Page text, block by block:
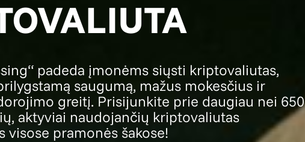
padeda įmonėms siųsti kriptovaliutas,
saugumą, mažus mokesčius ir
greitį. Prisijunkite prie daugiau nei 650
aktyviai naudojančių kriptovaliutas
visose pramonės šakose!